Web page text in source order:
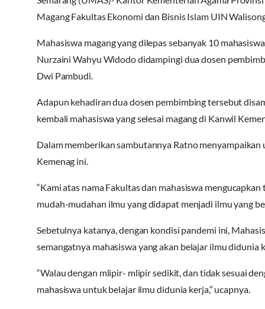
Magang Fakultas Ekonomi dan Bisnis Islam UIN
Mahasiswa magang yang dilepas sebanyak 10
Nurzaini Wahyu Widodo didampingi dua dosen
Dwi Pambudi.
Adapun kehadiran dua dosen pembimbing tersebut
kembali mahasiswa yang selesai magang di Kanwil
Dalam memberikan sambutannya Ratno
Kemenag ini.
“Kami atas nama Fakultas dan mahasiswa
mudah-mudahan ilmu yang didapat menjadi ilmu yang
Sebetulnya katanya, dengan kondisi pandemi ini,
semangatnya mahasiswa yang akan belajar ilmu didunia
“Walau dengan mlipir- mlipir sedikit, dan tidak sesuai
mahasiswa untuk belajar ilmu didunia kerja,” ucapnya.